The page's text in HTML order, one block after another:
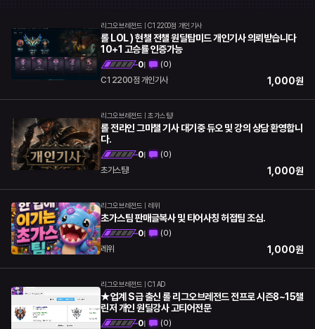
리그오브레전드 | C1 2200점 개인기사
롤 LOL ) 현챌 전챌 원딜탑미드 개인기사 의뢰받습니다
10+1 고승률 인증가능
0| (0)
C1 2200점 개인기사 1,000원
리그오브레전드 | 초가스팀!
롤 전라인 그마챌 기사 대기중 듀오 및 강의 상담 환영합니
다.
0| (0)
초가스팀! 1,000원
리그오브레전드 | 레위
초가스팀 판매글복사 및 티어사칭 허접팀 조심.
0| (0)
레위 1,000원
리그오브레전드 | C1 AD
★업계 S급 출신 롤 리그오브레전드 전프로 시즌8~15챌
린저 개인 원딜강사 고티어전문
0| (0)